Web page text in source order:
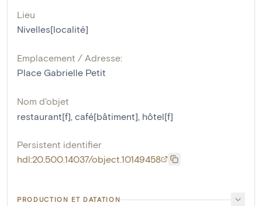
Lieu
Nivelles[localité]
Emplacement / Adresse:
Place Gabrielle Petit
Nom d'objet
restaurant[f], café[bâtiment], hôtel[f]
Persistent identifier
hdl:20.500.14037/object.10149458
PRODUCTION ET DATATION